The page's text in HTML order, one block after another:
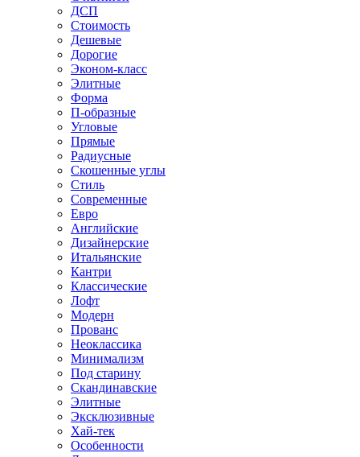
ДСП
Стоимость
Дешевые
Дорогие
Эконом-класс
Элитные
Форма
П-образные
Угловые
Прямые
Радиусные
Скошенные углы
Стиль
Современные
Евро
Английские
Дизайнерские
Итальянские
Кантри
Классические
Лофт
Модерн
Прованс
Неоклассика
Минимализм
Под старину
Скандинавские
Элитные
Эксклюзивные
Хай-тек
Особенности